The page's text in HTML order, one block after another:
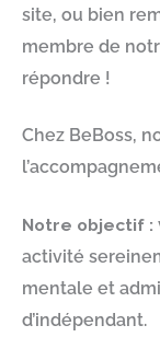
site, ou bien
membre de
répondre !
Chez BeBoss,
Notre objectif :
activité
mentale et
d’indépendant.